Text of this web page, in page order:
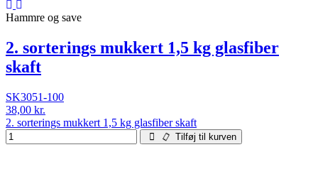
Hammre og save
2. sorterings mukkert 1,5 kg glasfiber
skaft
SK3051-100
38,00 kr.
2. sorterings mukkert 1,5 kg glasfiber skaft
Tilføj til kurven